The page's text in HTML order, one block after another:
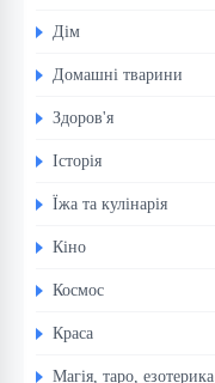
Дім
Домашні тварини
Здоров'я
Історія
Їжа та кулінарія
Кіно
Космос
Краса
Магія, таро, езотерика